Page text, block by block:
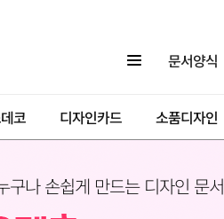
문서양식
코 디자인카드 소품디자인
구나 손쉽게 만드는 디자인 문서